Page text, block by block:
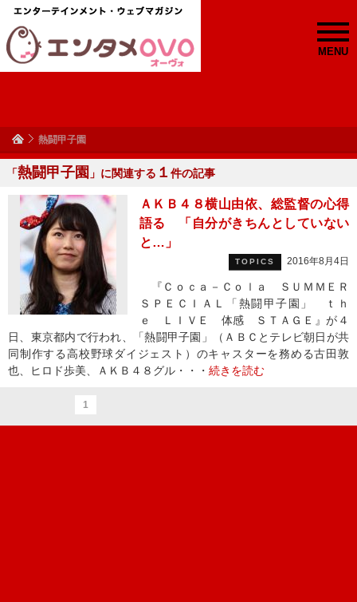
MENU
熱闘甲子園
「熱闘甲子園 」に関連する １ 件の記事
ＡＫＢ４８横山由依、総監督の心得
語る 「自分がきちんとしていない
と…」
TOPICS 2016年8月4日
『Ｃｏｃａ－Ｃｏｌａ ＳＵＭＭＥＲ
ＳＰＥＣＩＡＬ「熱闘甲子園」 ｔｈ
ｅ ＬＩＶＥ 体感 ＳＴＡＧＥ』が４
日、東京都内で行われ、「熱闘甲子園」（ＡＢＣとテレビ朝日が共
同制作する高校野球ダイジェスト）のキャスターを務める古田敦
也、ヒロド歩美、ＡＫＢ４８グル・・・ 続きを読む
1